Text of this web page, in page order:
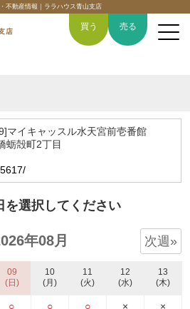
不動産情報｜ララハウス青山支店
トップページ
6つの強み
買う 売る
マイキャッスル水天宮前壱番館
蛎殻町2丁目
を選択してください
年08月 次週»
09
(日)
○
10
(月)
○
11
(火)
○
12
(水)
×
13
(木)
×